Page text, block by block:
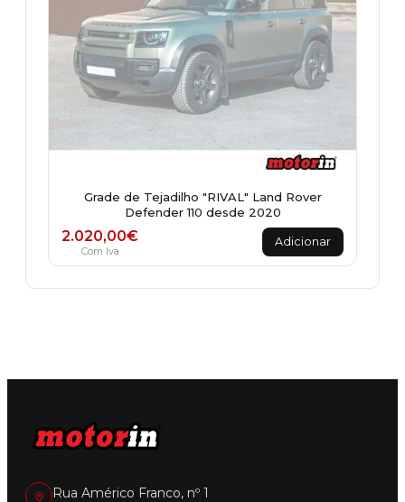
Grade de Tejadilho "RIVAL" Land Rover
Defender 110 desde 2020
2.020,00€
Com Iva
Adicionar
Rua Américo Franco, nº 1